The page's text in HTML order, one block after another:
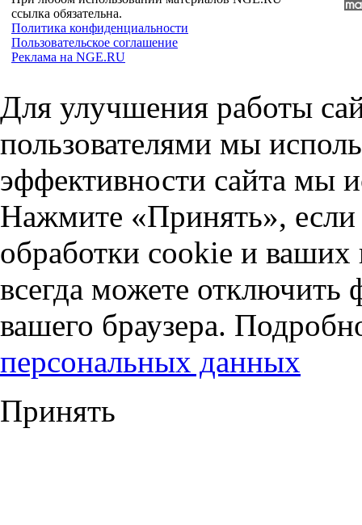
ссылка обязательна.
Политика конфиденциальности
Пользовательское соглашение
Реклама на NGE.RU
Для улучшения работы
пользователями мы
эффективности сайта мы
Нажмите «Принять», если
обработки cookie и
всегда можете отключить
вашего браузера.
персональных данных
Принять